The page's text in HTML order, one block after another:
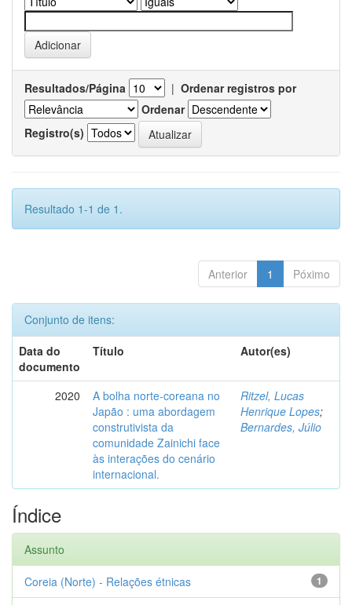
Resultados/Página | Ordenar registros por
Ordenar
Registro(s)
Resultado 1-1 de 1.
Anterior 1 Póximo
Conjunto de itens:
Data do
documento
Título Autor(es)
2020
A bolha norte-coreana no
Japão : uma abordagem
construtivista da
comunidade Zainichi face
às interações do cenário
internacional.
Ritzel, Lucas
Henrique Lopes;
Bernardes, Júlio
Índice
Assunto
1
Coreia (Norte) - Relações étnicas